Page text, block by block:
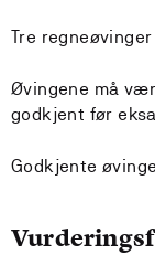
Tre
Øvingene må
godkjent før
Godkjente